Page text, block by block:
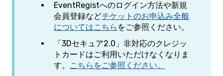
EventRegistへのログイン方法や新規
会員登録などチケットのお申込み全般
についてはこちら をご参照ください。
「3Dセキュア2.0」非対応のクレジッ
トカードはご利用いただけなくなりま
す。
こちらをご参照ください。